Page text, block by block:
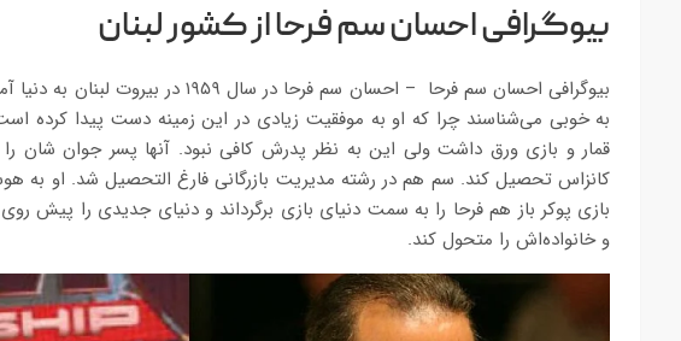
بیوگرافی احسان سم فرحا از کشور لبنان
بیوگرافی احسان سم فرحا – احسان سم فرحا
به خوبی می‌شناسند چرا که او به موفقیت زیادی در این زمینه دست پیدا کرده
کانزاس تحصیل کند. سم هم در رشته مدیریت بازرگانی فارغ التحصیل شد. او به
بازی پوکر باز هم فرحا را به سمت دنیای بازی برگرداند و دنیای جدیدی را پیش
و خانواده‌اش را متحول کند.